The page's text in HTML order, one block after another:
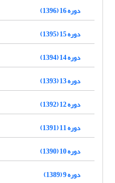
دوره 16 (1396)
دوره 15 (1395)
دوره 14 (1394)
دوره 13 (1393)
دوره 12 (1392)
دوره 11 (1391)
دوره 10 (1390)
دوره 9 (1389)